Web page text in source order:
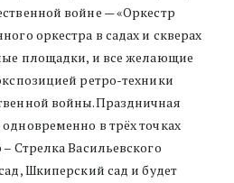
войне — «Оркестр
оркестра в садах и скверах
площадки, и все желающие
ретро-техники
войны.Праздничная
в трёх точках
Стрелка Васильевского
Шкиперский сад и будет